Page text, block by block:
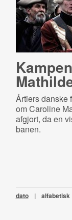
Årtiers danske
om Caroline
afgjort, da en
banen.
dato | alfabetisk